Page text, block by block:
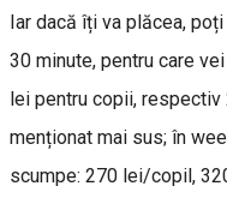
Iar dacă îți va plăcea,
30 minute, pentru care
lei pentru copii,
menționat mai sus; în
scumpe: 270 lei/copil,